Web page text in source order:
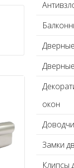
окон
Замки
Клипсы